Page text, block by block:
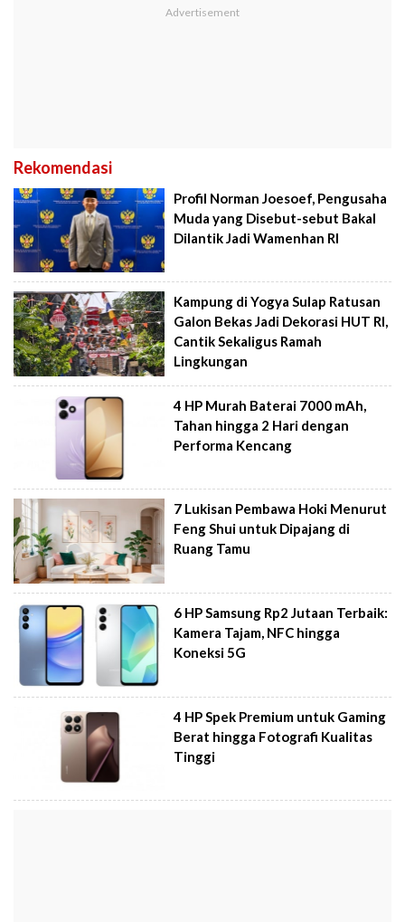
Rekomendasi
Profil Norman Joesoef, Pengusaha
Muda yang Disebut-sebut Bakal
Dilantik Jadi Wamenhan RI
Kampung di Yogya Sulap Ratusan
Galon Bekas Jadi Dekorasi HUT RI,
Cantik Sekaligus Ramah
Lingkungan
4 HP Murah Baterai 7000 mAh,
Tahan hingga 2 Hari dengan
Performa Kencang
7 Lukisan Pembawa Hoki Menurut
Feng Shui untuk Dipajang di
Ruang Tamu
6 HP Samsung Rp2 Jutaan Terbaik:
Kamera Tajam, NFC hingga
Koneksi 5G
4 HP Spek Premium untuk Gaming
Berat hingga Fotografi Kualitas
Tinggi